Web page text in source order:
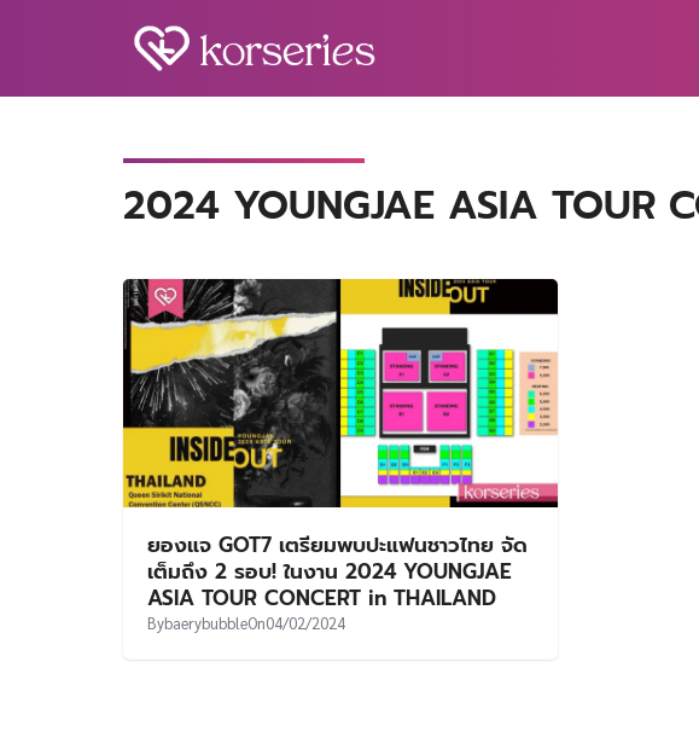
2024 YOUNGJAE ASIA TOUR
ยองแจ GOT7 เตรียมพบปะแฟนชาวไทย จัด
เต็มถึง 2 รอบ! ในงาน 2024 YOUNGJAE
ASIA TOUR CONCERT in THAILAND
BybaerybubbleOn04/02/2024